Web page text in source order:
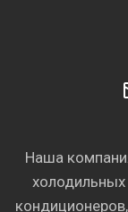
Наша